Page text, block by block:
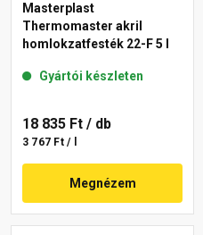
Masterplast
Thermomaster akril
homlokzatfesték 22-F 5 l
Gyártói készleten
18 835 Ft / db
3 767 Ft / l
Megnézem